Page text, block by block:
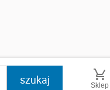
Sklep